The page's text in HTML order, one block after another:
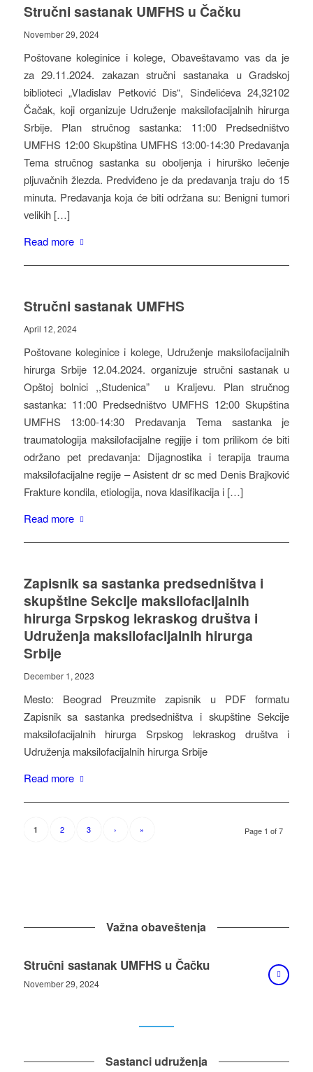
Stručni sastanak UMFHS u Čačku
November 29, 2024
Poštovane koleginice i kolege, Obaveštavamo vas da je
za 29.11.2024. zakazan stručni sastanaka u Gradskoj
biblioteci „Vladislav Petković Dis“, Sinđelićeva 24,32102
Čačak, koji organizuje Udruženje maksilofacijalnih hirurga
Srbije. Plan stručnog sastanka: 11:00 Predsedništvo
UMFHS 12:00 Skupština UMFHS 13:00-14:30 Predavanja
Tema stručnog sastanka su oboljenja i hirurško lečenje
pljuvačnih žlezda. Predviđeno je da predavanja traju do 15
minuta. Predavanja koja će biti održana su: Benigni tumori
velikih […]
Read more
Stručni sastanak UMFHS
April 12, 2024
Poštovane koleginice i kolege, Udruženje maksilofacijalnih
hirurga Srbije 12.04.2024. organizuje stručni sastanak u
Opštoj bolnici ,,Studenica” u Kraljevu. Plan stručnog
sastanka: 11:00 Predsedništvo UMFHS 12:00 Skupština
UMFHS 13:00-14:30 Predavanja Tema sastanka je
traumatologija maksilofacijalne regjije i tom prilikom će biti
održano pet predavanja: Dijagnostika i terapija trauma
maksilofacijalne regije – Asistent dr sc med Denis Brajković
Frakture kondila, etiologija, nova klasifikacija i […]
Read more
Zapisnik sa sastanka predsedništva i
skupštine Sekcije maksilofacijalnih
hirurga Srpskog lekraskog društva i
Udruženja maksilofacijalnih hirurga
Srbije
December 1, 2023
Mesto: Beograd Preuzmite zapisnik u PDF formatu
Zapisnik sa sastanka predsedništva i skupštine Sekcije
maksilofacijalnih hirurga Srpskog lekraskog društva i
Udruženja maksilofacijalnih hirurga Srbije
Read more
Page 1 of 7
1 2 3 › »
Važna obaveštenja
Stručni sastanak UMFHS u Čačku
November 29, 2024
Sastanci udruženja